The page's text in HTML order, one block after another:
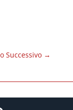
Successivo →